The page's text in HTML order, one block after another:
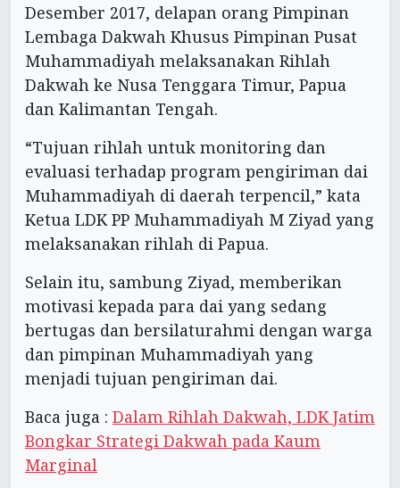
Desember 2017, delapan orang Pimpinan
Lembaga Dakwah Khusus Pimpinan Pusat
Muhammadiyah melaksanakan Rihlah
Dakwah ke Nusa Tenggara Timur, Papua
dan Kalimantan Tengah.
“Tujuan rihlah untuk monitoring dan
evaluasi terhadap program pengiriman dai
Muhammadiyah di daerah terpencil,” kata
Ketua LDK PP Muhammadiyah M Ziyad yang
melaksanakan rihlah di Papua.
Selain itu, sambung Ziyad, memberikan
motivasi kepada para dai yang sedang
bertugas dan bersilaturahmi dengan warga
dan pimpinan Muhammadiyah yang
menjadi tujuan pengiriman dai.
Baca juga : Dalam Rihlah Dakwah, LDK Jatim
Bongkar Strategi Dakwah pada Kaum
Marginal